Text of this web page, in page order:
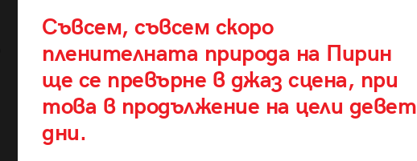
Съвсем, съвсем скоро
пленителната природа на Пирин
ще се превърне в джаз сцена, при
това в продължение на цели девет
дни.